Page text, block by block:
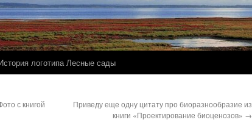
логотипа Лесные сады
с книгой
Приведу еще одну цитату про биоразнообразие из
книги «Проектирование биоценозов» →